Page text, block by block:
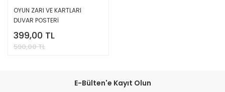
OYUN ZARI VE KARTLARI
DUVAR POSTERİ
399,00 TL
590,00 TL
E-Bülten'e Kayıt Olun